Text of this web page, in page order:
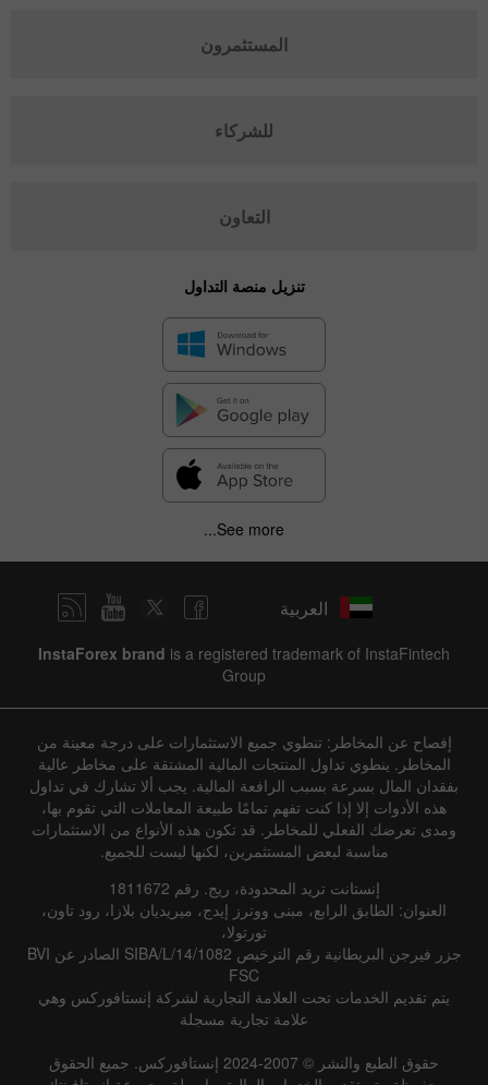
المستثمرون
للشركاء
التعاون
تنزيل منصة التداول
See more...
العربية
InstaForex brand is a registered trademark of InstaFintech
Group
إفصاح عن المخاطر: تنطوي جميع الاستثمارات على درجة معينة من
المخاطر. ينطوي تداول المنتجات المالية المشتقة على مخاطر عالية
بفقدان المال بسرعة بسبب الرافعة المالية. يجب ألا تشارك في تداول
هذه الأدوات إلا إذا كنت تفهم تمامًا طبيعة المعاملات التي تقوم بها،
ومدى تعرضك الفعلي للمخاطر. قد تكون هذه الأنواع من الاستثمارات
مناسبة لبعض المستثمرين، لكنها ليست للجميع.
إنستانت تريد المحدودة، ريج. رقم 1811672
العنوان: الطابق الرابع، مبنى ووترز إيدج، ميريديان بلازا، رود تاون،
تورتولا،
جزر فيرجن البريطانية رقم الترخيص SIBA/L/14/1082 الصادر عن BVI
FSC
يتم تقديم الخدمات تحت العلامة التجارية لشركة إنستافوركس وهي
علامة تجارية مسجلة
حقوق الطبع والنشر © 2007-2024 إنستافوركس. جميع الحقوق